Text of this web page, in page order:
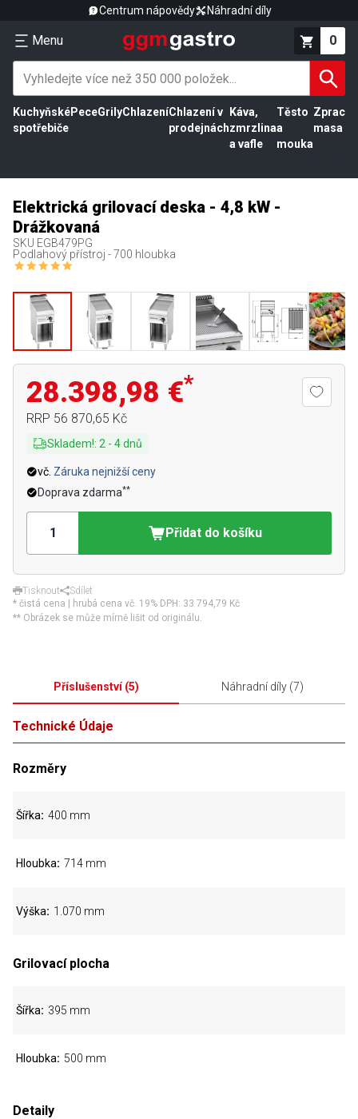
Centrum nápovědy Náhradní díly
Menu 0
Kuchyňské
spotřebiče
PeceGrilyChlazeníChlazení v
prodejnách
Káva,
zmrzlina
a vafle
Těsto
a
mouka
masa
Elektrická grilovací deska - 4,8 kW -
Drážkovaná
SKU EGB479PG
Podlahový přístroj - 700 hloubka
28.398,98 €*
RRP 56 870,65 Kč
Skladem!: 2 - 4dnů
vč. Záruka nejnižší ceny
Doprava zdarma**
Přidat do košíku
Tisknout
Sdílet
* čistá cena | hrubá cena vč. 19% DPH: 33 794,79 Kč
** Obrázek se může mírně lišit od originálu.
Příslušenství(5) Náhradní díly(7)
Technické Údaje
Rozměry
Šířka 400 mm
Hloubka 714 mm
Výška 1.070 mm
Grilovací plocha
Šířka 395 mm
Hloubka 500 mm
Detaily